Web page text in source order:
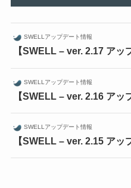
SWELLアップデート情報
【SWELL – ver. 2.17 アッ
SWELLアップデート情報
【SWELL – ver. 2.16 アッ
SWELLアップデート情報
【SWELL – ver. 2.15 アッ